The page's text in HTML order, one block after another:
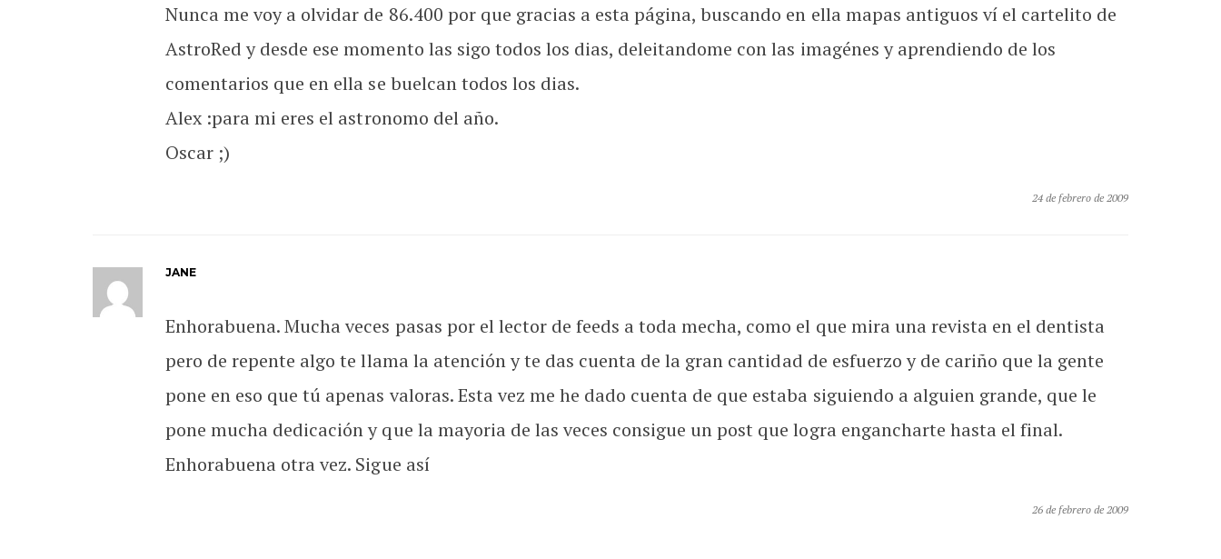
Nunca me voy a olvidar de 86.400 por que gracias a esta página, buscando en ella mapas antiguos ví el cartelito de
AstroRed y desde ese momento las sigo todos los dias, deleitandome con las imagénes y aprendiendo de los
comentarios que en ella se buelcan todos los dias.
Alex :para mi eres el astronomo del año.
Oscar ;)
24 de febrero de 2009
JANE
Enhorabuena. Mucha veces pasas por el lector de feeds a toda mecha, como el que mira una revista en el dentista
pero de repente algo te llama la atención y te das cuenta de la gran cantidad de esfuerzo y de cariño que la gente
pone en eso que tú apenas valoras. Esta vez me he dado cuenta de que estaba siguiendo a alguien grande, que le
pone mucha dedicación y que la mayoria de las veces consigue un post que logra engancharte hasta el final.
Enhorabuena otra vez. Sigue así
26 de febrero de 2009